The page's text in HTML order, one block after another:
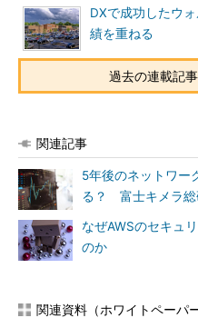
DXで成功したウ
績を重ねる
過去の連載記
関連記事
5年後のネットワー
る？ 富士キメラ総
なぜAWSのセキュ
のか
関連資料（ホワイトペーパー